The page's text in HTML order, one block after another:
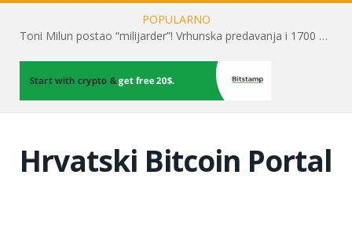
POPULARNO
Toni Milun postao “milijarder”! Vrhunska predavanja i 1700 posjetitelja obilježili su mjesec financijske pismenosti
Hrvatski Bitcoin Portal